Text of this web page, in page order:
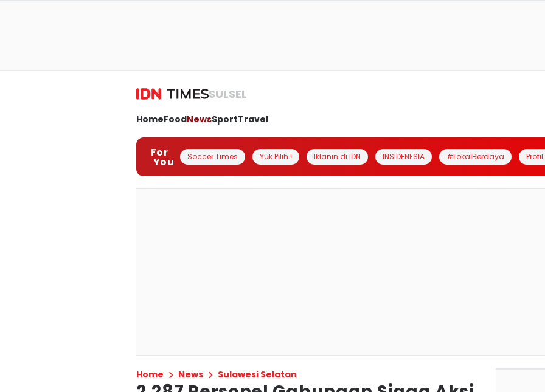
SULSEL
HomeFoodNewsSportTravel
For
You Soccer Times Yuk Pilih ! Iklanin di IDN INSIDENESIA #LokalBerdaya
Home News Sulawesi Selatan